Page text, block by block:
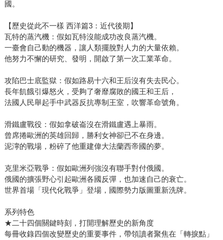
國。
【歷史從此不一樣 西洋篇3：近代後期】
瓦特的蒸汽機：假如瓦特沒能成功改良蒸汽機。
一臺會自己動的機器，讓人類擺脫對人力的大量依賴。
他努力不懈的研究、發明，開啟了第一次工業革命。
攻陷巴士底監獄：假如路易十六和王后沒有失去民心。
長年飢餓引爆怒火，受夠了奢靡腐敗的國王和王后，
法國人民舉起手中武器反抗專制王室，吹響革命號角。
滑鐵盧戰役：假如拿破崙沒在滑鐵盧遇上暴雨。
曾席捲歐洲的英雄回歸，勝利女神卻已不在身邊。
泥濘的戰場，粉碎了他重建偉大法蘭西帝國的夢。
克里米亞戰爭：假如歐洲列強沒有聯手對付俄國。
俄國的擴張野心引起歐洲各國反彈，也加速自己的衰亡。
世界首場「現代化戰爭」登場，國際勢力版圖重新洗牌。
系列特色
★二十四個關鍵時刻，打開理解歷史的新角度
每冊收錄四個改變歷史的重要事件，帶領讀者聚焦在「轉捩點」